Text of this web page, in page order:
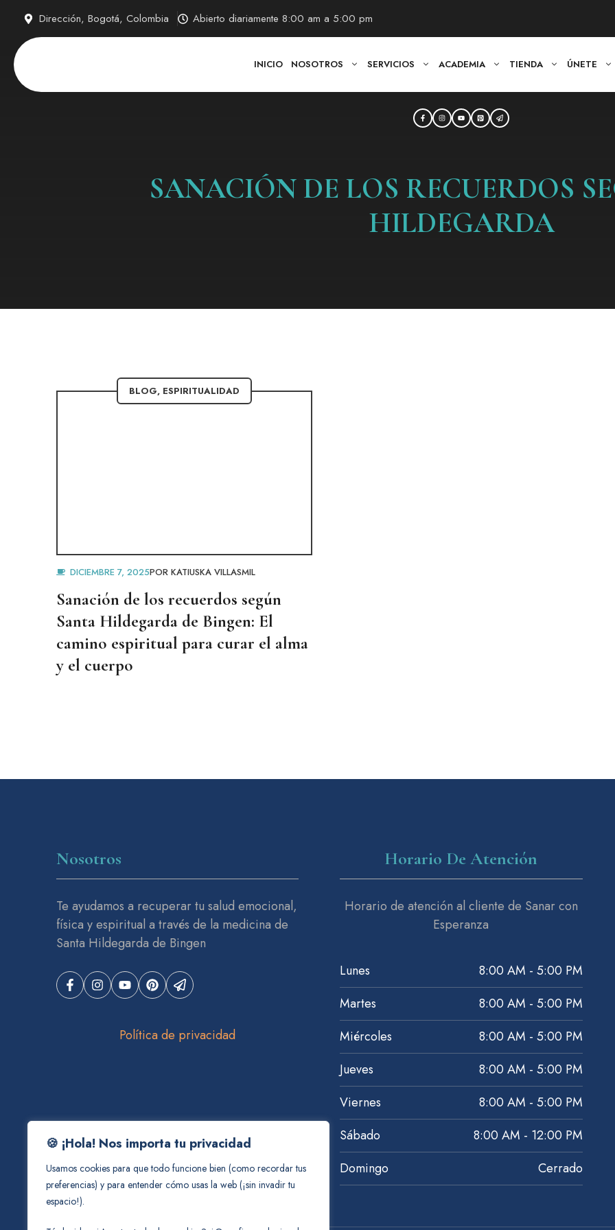
🍪 ¡Hola! Nos importa tu privacidad
Usamos cookies para que todo funcione bien (como recordar tus
preferencias) y para entender cómo usas la web (¡sin invadir tu
espacio!).
contenido
Dirección, Bogotá, Colombia Abierto diariamente 8:00 am a 5:00 pm
INICIO NOSOTROS SERVICIOS ACADEMIA TIENDA ÚNETE
SANACIÓN DE LOS RECUERDOS
HILDEGARDA
BLOG, ESPIRITUALIDAD
DICIEMBRE 7, 2025POR KATIUSKA VILLASMIL
Sanación de los recuerdos según
Santa Hildegarda de Bingen: El
camino espiritual para curar el alma
y el cuerpo
Nosotros
Te ayudamos a recuperar tu salud emocional,
física y espiritual a través de la medicina de
Santa Hildegarda de Bingen
Política de privacidad
Horario De Atención
Horario de atención al cliente de Sanar con
Esperanza
Lunes
8:00 AM - 5:00 PM
Martes
8:00 AM - 5:00 PM
Miércoles
8:00 AM - 5:00 PM
Jueves
8:00 AM - 5:00 PM
Viernes
8:00 AM - 5:00 PM
Sábado
8:00 AM - 12:00 PM
Domingo
Cerrado